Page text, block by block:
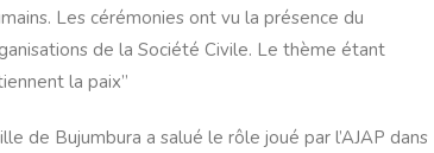
Les cérémonies ont vu la présence du
de la Société Civile. Le thème étant
la paix”
de Bujumbura a salué le rôle joué par l’AJAP dans